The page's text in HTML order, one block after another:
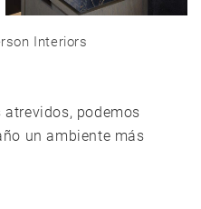
Interiors
podemos
un ambiente más